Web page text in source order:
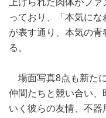
上げられた肉体がフ
っており、「本気に
が表す通り、本気の
る。
場面写真8点も新た
仲間たちと競い合い、
いく彼らの友情、不